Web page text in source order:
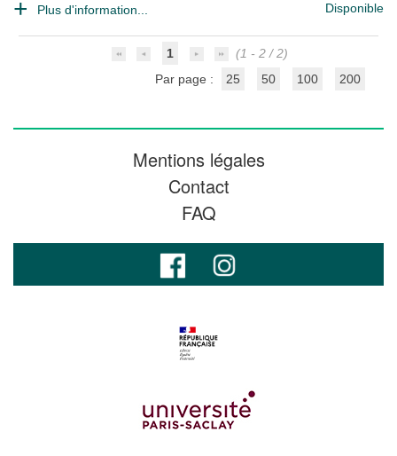
Plus d'information... Disponible
1
(1 - 2 / 2)
Par page :
25 50 100 200
Mentions légales
Contact
FAQ